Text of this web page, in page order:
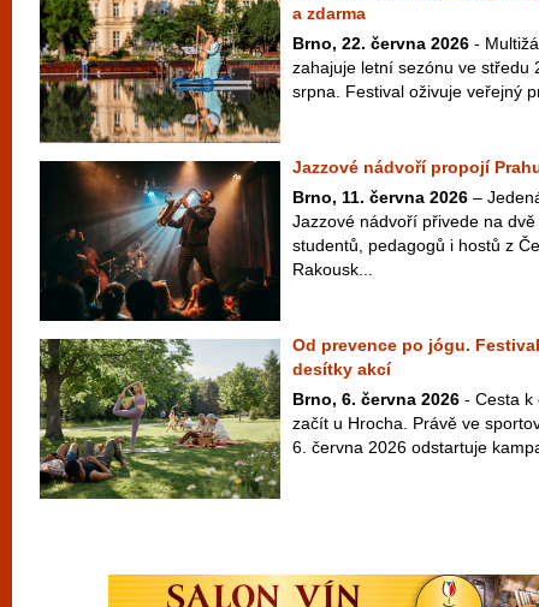
a zdarma
Brno, 22. června 2026 -
zahajuje letní sezónu ve středu
srpna. Festival oživuje veřejný
Jazzové nádvoří propojí
Brno, 11. června 2026 –
Jazzové nádvoří přivede na
studentů, pedagogů i hostů z
Rakousk...
Od prevence po jógu.
desítky akcí
Brno, 6. června 2026 - Cesta k
začít u Hrocha. Právě ve
6. června 2026 odstartuje